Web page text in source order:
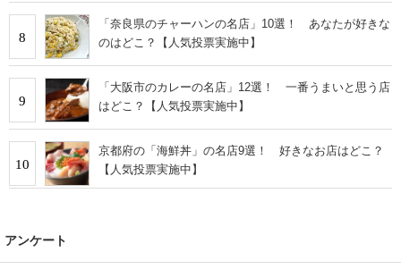
8
「奈良県のチャーハンの名店」10選！ あなたが好きな
のはどこ？【人気投票実施中】
9
「大阪市のカレーの名店」12選！ 一番うまいと思う店
はどこ？【人気投票実施中】
10
京都府の「海鮮丼」の名店9選！ 好きなお店はどこ？
【人気投票実施中】
アンケート